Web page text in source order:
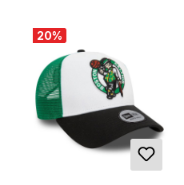
20%